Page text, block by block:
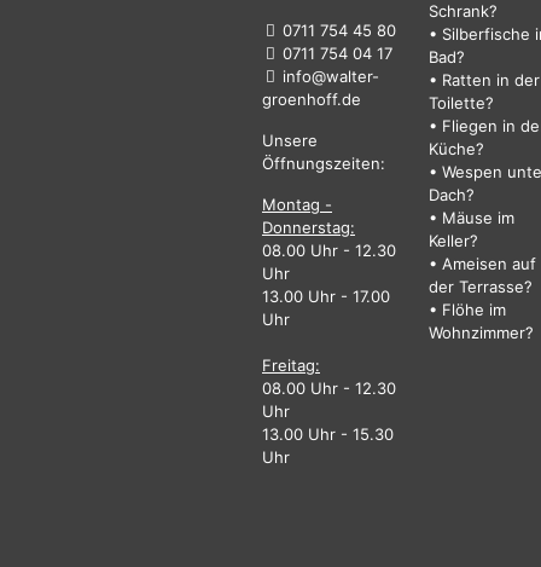
0711 754 45 80
0711 754 04 17
info@walter-
groenhoff.de
Unsere
Öffnungszeiten:
Montag -
Donnerstag:
08.00 Uhr - 12.30
Uhr
13.00 Uhr - 17.00
Uhr
Freitag:
08.00 Uhr - 12.30
Uhr
13.00 Uhr - 15.30
Uhr
Schrank?
• Silberfische
Bad?
• Ratten in der
Toilette?
• Fliegen in
Küche?
• Wespen
Dach?
• Mäuse im
Keller?
• Ameisen auf
der Terrasse?
• Flöhe im
Wohnzimmer?